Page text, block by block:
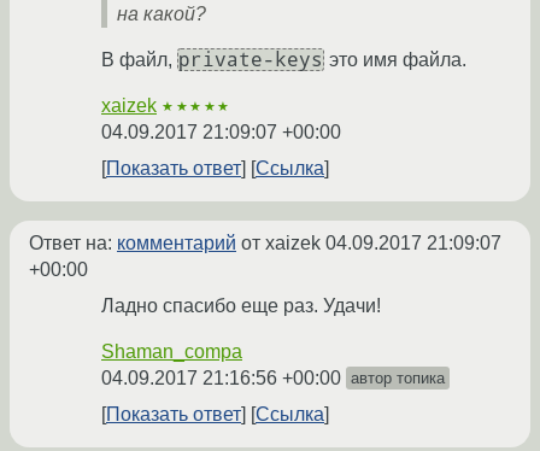
на какой?
В файл, private-keys это имя файла.
xaizek ★★★★★
04.09.2017 21:09:07 +00:00
Показать ответ
Ссылка
Ответ на: комментарий от xaizek 04.09.2017 21:09:07
+00:00
Ладно спасибо еще раз. Удачи!
Shaman_compa
04.09.2017 21:16:56 +00:00 автор топика
Показать ответ Ссылка